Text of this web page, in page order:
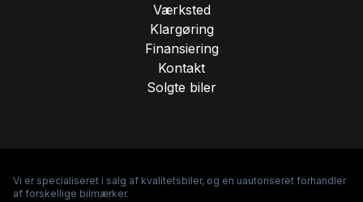
Startspærre
Værksted
Klargøring
Finansiering
Kontakt
Solgte biler
Vi er specialiseret i salg af kvalitetsbiler, og en uautoriseret forhandler
af forskellige bilmærker.